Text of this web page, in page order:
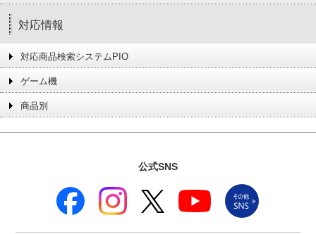
対応情報
対応商品検索システムPIO
ゲーム機
商品別
公式SNS